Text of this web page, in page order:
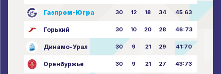
Газпром-Югра 30 12 18 34 45:63
Горький 30 10 20 28 46:73
Динамо-Урал 30 9 21 29 41:70
Оренбуржье 30 9 21 27 43:73